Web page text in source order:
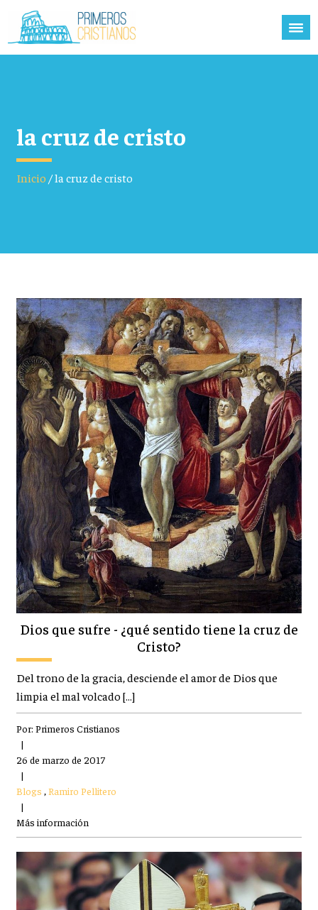
la cruz de cristo
Inicio/la cruz de cristo
Dios que sufre - ¿qué sentido tiene la cruz de
Cristo?
Del trono de la gracia, desciende el amor de Dios que
limpia el mal volcado […]
Por: Primeros Cristianos
|
26 de marzo de 2017
|
Blogs ,Ramiro Pellitero
|
Más información